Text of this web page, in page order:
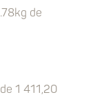
de
1 411,20